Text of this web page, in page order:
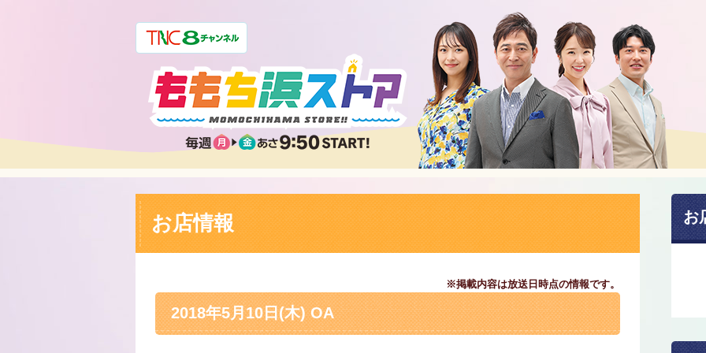
お店情報
※掲載内容は放送日時点の情報です。
2018年5月10日(木) OA
お